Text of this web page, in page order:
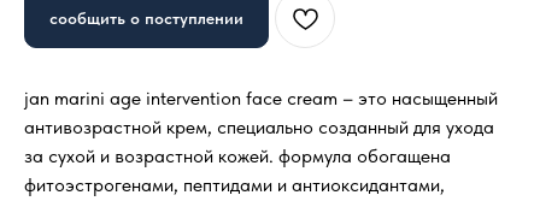
сообщить о поступлении
jan marini age intervention face cream – это насыщенный
антивозрастной крем, специально созданный для ухода
за сухой и возрастной кожей. формула обогащена
фитоэстрогенами, пептидами и антиоксидантами,